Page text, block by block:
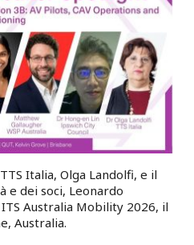
Italia, Olga Landolfi, e il
e dei soci, Leonardo
Australia Mobility 2026, il
Australia.